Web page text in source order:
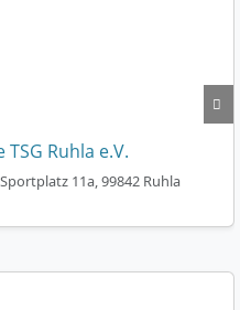
Ruhla e.V.
11a, 99842 Ruhla